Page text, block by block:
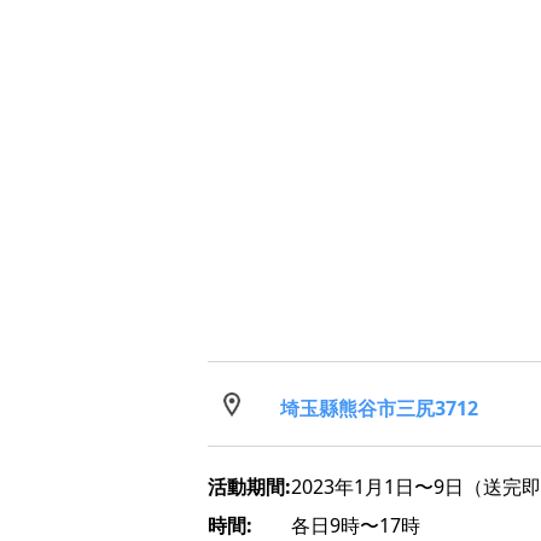
埼玉縣熊谷市三尻3712
活動期間:2023年1月1日〜9日（送完
時間:
各日9時〜17時